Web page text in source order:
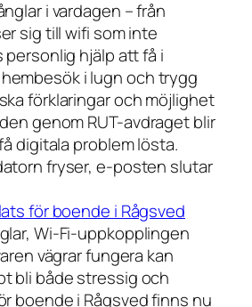
i vardagen – från
sig till wifi som inte
hjälp att få i
i lugn och trygg
förklaringar och möjlighet
genom RUT-avdraget blir
digitala problem lösta.
fryser, e-posten slutar
för boende i Rågsved
Wi-Fi-uppkopplingen
vägrar fungera kan
bli både stressig och
boende i Rågsved finns nu